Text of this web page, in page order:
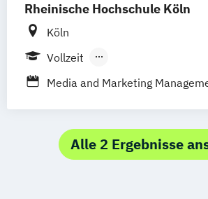
Rheinische Hochschule Köln
Köln
Vollzeit
Berufsbegleitendes
Media and Marketing
Alle 2 Ergebnisse